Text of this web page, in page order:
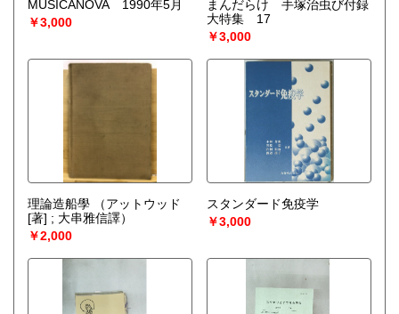
MUSICANOVA 1990年5月
￥3,000
まんだらけ 手塚治虫び付録
大特集 17
￥3,000
理論造船學
（アットウッド
[著] ; 大串雅信譯）
￥2,000
スタンダード免疫学
￥3,000